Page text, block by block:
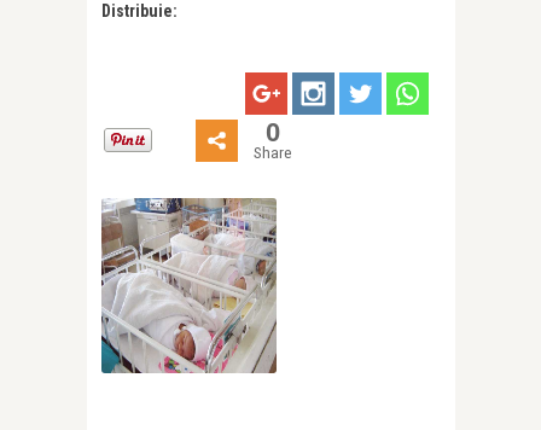
Distribuie:
0
Share